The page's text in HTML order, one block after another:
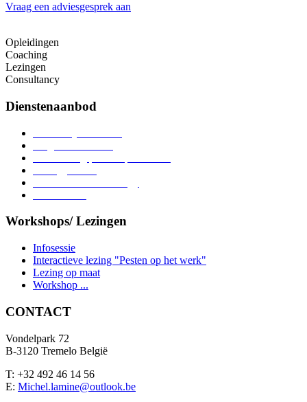
Vraag een adviesgesprek aan
Opleidingen
Coaching
Lezingen
Consultancy
Dienstenaanbod
Workshops/ Lezingen
Infosessie
Interactieve lezing "Pesten op het werk"
Lezing op maat
Workshop ...
CONTACT
Vondelpark 72
B-3120 Tremelo België
T: +32 492 46 14 56
E: Michel.lamine@outlook.be